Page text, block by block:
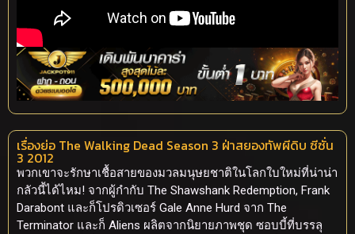
เรื่องย่อ The Walking Dead Season 3 ฝ่าสยองทัพผีดิบ ซีซั่น
3 2012
พวกเขาจะรักษาเชื้อสายของมวลมนุษยชาติในโลกใบใหม่ที่น่าน่า
กลัวนี้ได้ไหม! จากผู้กำกับ The Shawshank Redemption, Frank
Darabont และก็โปรดิวเซอร์ Gale Anne Hurd จาก The
Terminator และก็ Aliens ผลิตจากนิยายภาพชุด ซอบบี้ที่บรรลุ